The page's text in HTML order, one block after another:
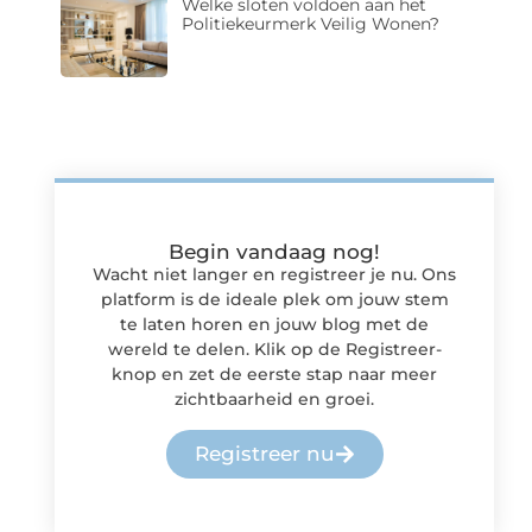
Welke sloten voldoen aan het
Politiekeurmerk Veilig Wonen?
Begin vandaag nog!
Wacht niet langer en registreer je nu. Ons
platform is de ideale plek om jouw stem
te laten horen en jouw blog met de
wereld te delen. Klik op de Registreer-
knop en zet de eerste stap naar meer
zichtbaarheid en groei.
Registreer nu